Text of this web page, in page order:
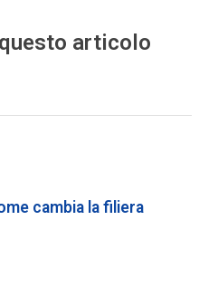
articolo
cambia la filiera